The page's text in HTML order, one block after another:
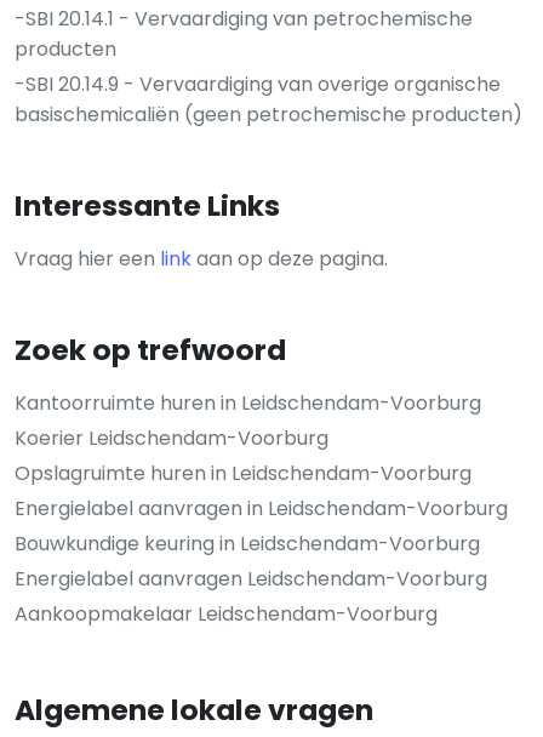
-SBI 20.14.1 - Vervaardiging van petrochemische
producten
-SBI 20.14.9 - Vervaardiging van overige organische
basischemicaliën (geen petrochemische producten)
Interessante Links
Vraag hier een linkaan op deze pagina.
Zoek op trefwoord
Kantoorruimte huren in Leidschendam-Voorburg
Koerier Leidschendam-Voorburg
Opslagruimte huren in Leidschendam-Voorburg
Energielabel aanvragen in Leidschendam-Voorburg
Bouwkundige keuring in Leidschendam-Voorburg
Energielabel aanvragen Leidschendam-Voorburg
Aankoopmakelaar Leidschendam-Voorburg
Algemene lokale vragen